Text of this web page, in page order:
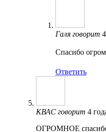
Галя говорит
Спасибо
Ответить
КВАС говорит 4
ОГРОМНОЕ